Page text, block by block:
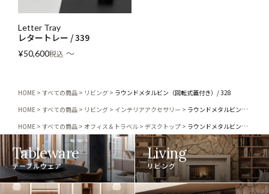
Letter Tray
レタートレー / 339
¥50,600税込 〜
HOME すべての商品 リビング
ラウンドメタルビン（回転式蓋付き）/ 328
HOME
すべての商品 リビング インテリアアクセサリー
ラウンドメタルビン（回転式蓋付き）/ 328
HOME
すべての商品 オフィス＆トラベル デスクトップ ラウンドメタルビン（回転式蓋付き）/ 328
Tableware
テーブルウェア
Living
リビング